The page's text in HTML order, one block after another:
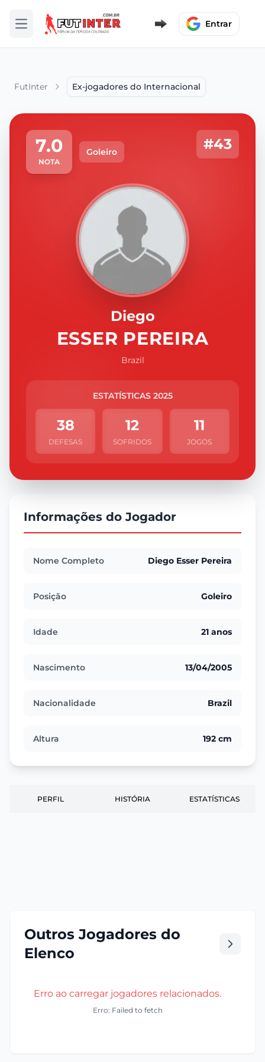
Abrir menu Entrar
FutInter Ex-jogadores do Internacional
7.0
NOTA
Goleiro #43
Diego
ESSER PEREIRA
Brazil
ESTATÍSTICAS 2025
38
DEFESAS
12
SOFRIDOS
11
JOGOS
Informações do Jogador
Nome Completo Diego Esser Pereira
Posição Goleiro
Idade 21 anos
Nascimento 13/04/2005
Nacionalidade Brazil
Altura 192 cm
PERFIL HISTÓRIA ESTATÍSTICAS
Outros Jogadores do
Elenco
Erro ao carregar jogadores relacionados.
Erro: Failed to fetch